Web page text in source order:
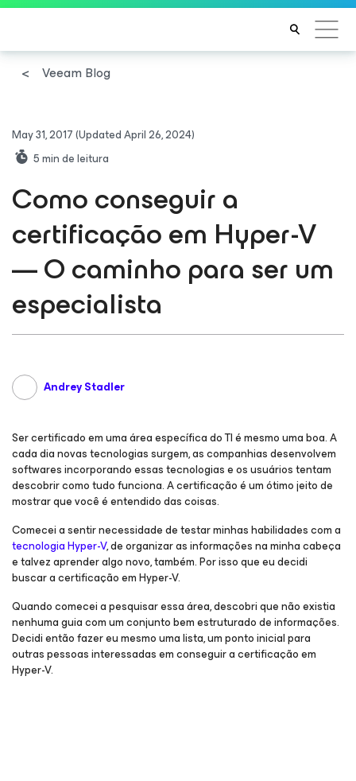
Veeam Blog
May 31, 2017(Updated April 26, 2024)
5min de leitura
Como conseguir a
certificação em Hyper-V
— O caminho para ser um
especialista
Andrey Stadler
Ser certificado em uma área específica do TI é mesmo uma boa. A
cada dia novas tecnologias surgem, as companhias desenvolvem
softwares incorporando essas tecnologias e os usuários tentam
descobrir como tudo funciona. A certificação é um ótimo jeito de
mostrar que você é entendido das coisas.
Comecei a sentir necessidade de testar minhas habilidades com a
tecnologia Hyper-V, de organizar as informações na minha cabeça
e talvez aprender algo novo, também. Por isso que eu decidi
buscar a certificação em Hyper-V.
Quando comecei a pesquisar essa área, descobri que não existia
nenhuma guia com um conjunto bem estruturado de informações.
Decidi então fazer eu mesmo uma lista, um ponto inicial para
outras pessoas interessadas em conseguir a certificação em
Hyper-V.